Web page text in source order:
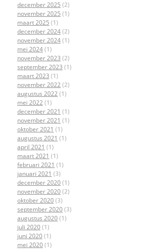
december 2025 (2)
november 2025 (1)
maart 2025 (1)
december 2024(2)
november 2024(1)
mei 2024(1)
november 2023 (2)
september 2023 (1)
maart 2023 (1)
november 2022 (2)
augustus 2022 (1)
mei 2022 (1)
december 2021 (1)
november 2021 (1)
oktober 2021 (1)
augustus 2021 (1)
april 2021 (1)
maart 2021 (1)
februari 2021 (1)
januari 2021 (3)
december 2020(1)
november 2020(2)
oktober 2020(3)
september 2020(3)
augustus 2020(1)
juli 2020(1)
juni 2020(1)
mei 2020(1)